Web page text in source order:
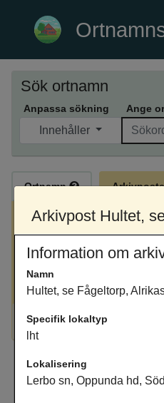
Sök ortnamn
Anpassa sökning Ange
Innehåller
Ortnamn
Valt ortnamn
Hultet, se Fågeltorp,
Antal arkivposter: 1
Hultet, se Fågeltorp,
Arkivpost Hultet,
Information om
Namn
Hultet, se Fågeltorp,
Specifik lokaltyp
lht
Lokalisering
Lerbo sn, Oppunda hd,